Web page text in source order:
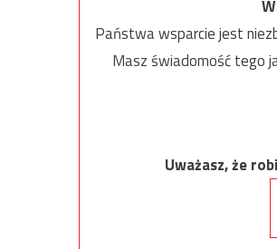
Państwa wsparcie jest
Masz świadomość tego
Uważasz, że